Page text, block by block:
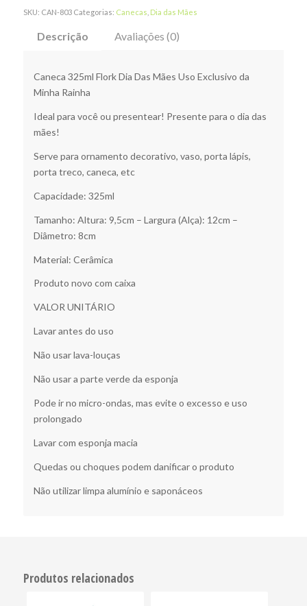
SKU: CAN-803 Categorias: Canecas Dia das Mães
Descrição Avaliações (0)
Caneca 325ml Flork Dia Das Mães Uso Exclusivo da
Minha Rainha
Ideal para você ou presentear! Presente para o dia das
mães!
Serve para ornamento decorativo, vaso, porta lápis,
porta treco, caneca, etc
Capacidade: 325ml
Tamanho: Altura: 9,5cm – Largura (Alça): 12cm –
Diâmetro: 8cm
Material: Cerâmica
Produto novo com caixa
VALOR UNITÁRIO
Lavar antes do uso
Não usar lava-louças
Não usar a parte verde da esponja
Pode ir no micro-ondas, mas evite o excesso e uso
prolongado
Lavar com esponja macia
Quedas ou choques podem danificar o produto
Não utilizar limpa alumínio e saponáceos
Produtos relacionados